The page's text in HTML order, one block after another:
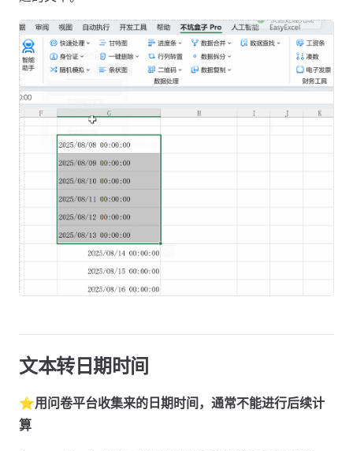
文本转日期时间
⭐用问卷平台收集来的日期时间，通常不能进行后续计
算